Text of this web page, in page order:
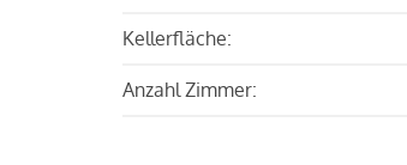
Kellerfläche:
Anzahl Zimmer: